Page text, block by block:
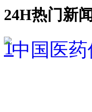
24H热门新闻
1